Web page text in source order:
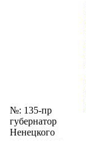
№: 135-пр
губернатор
Ненецкого